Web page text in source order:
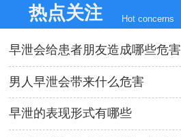
热点关注 Hot concerns
早泄会给患者朋友造成哪些危害
男人早泄会带来什么危害
早泄的表现形式有哪些